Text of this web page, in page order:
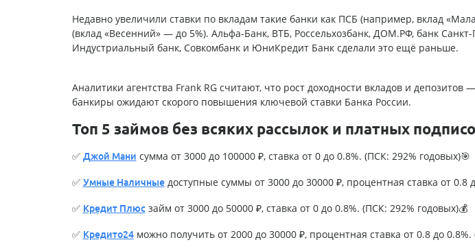
Недавно увеличили ставки по вкладам такие банки как ПСБ (например, вклад
(вклад «Весенний» — до 5%). Альфа-Банк, ВТБ, Россельхозбанк, ДОМ.РФ, банк Санкт-
Индустриальный банк, Совкомбанк и ЮниКредит Банк сделали это ещё раньше.
Аналитики агентства Frank RG считают, что рост доходности вкладов и депозитов
банкиры ожидают скорого повышения ключевой ставки Банка России.
Топ 5 займов без всяких рассылок и платных
✅ Джой Мани сумма от 3000 до 100000 ₽, ставка от 0 до 0.8%. (ПСК: 292% годовых)🎯
✅ Умные Наличныедоступные суммы от 3000 до 30000 ₽, процентная ставка от 0.8
✅ Кредит Плюсзайм от 3000 до 50000 ₽, ставка от 0 до 0.8%. (ПСК: 292% годовых)💰
✅ Кредито24можно получить от 2000 до 30000 ₽, процентная ставка от 0.8 до